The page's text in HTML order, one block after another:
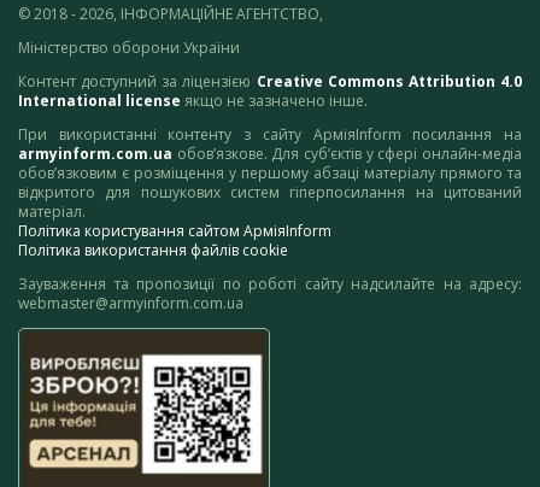
© 2018 - 2026, ІНФОРМАЦІЙНЕ АГЕНТСТВО,
Міністерство оборони України
Контент доступний за ліцензією Creative Commons Attribution 4.0
International license якщо не зазначено інше.
При використанні контенту з сайту АрміяInform посилання на
armyinform.com.ua обов’язкове. Для суб’єктів у сфері онлайн-медіа
обов’язковим є розміщення у першому абзаці матеріалу прямого та
відкритого для пошукових систем гіперпосилання на цитований
матеріал.
Політика користування сайтом АрміяInform
Політика використання файлів cookie
Зауваження та пропозиції по роботі сайту надсилайте на адресу:
webmaster@armyinform.com.ua